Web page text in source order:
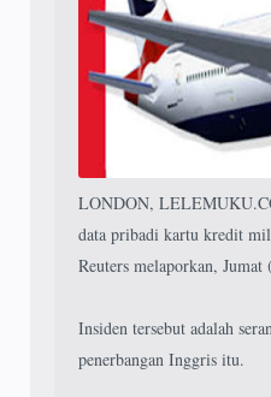
LONDON,
data pribadi kartu kredit
Reuters melaporkan, Jumat
Insiden tersebut adalah
penerbangan Inggris itu.